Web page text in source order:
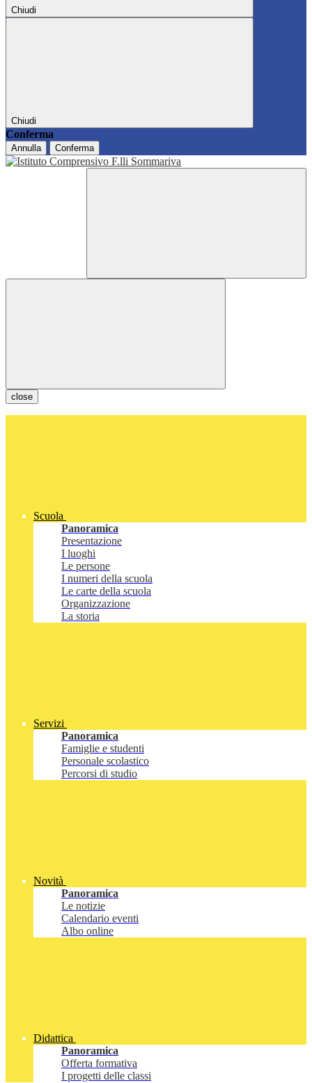
Chiudi
Chiudi
Conferma
Annulla Conferma
close
Scuola
Panoramica
Presentazione
I luoghi
Le persone
I numeri della scuola
Le carte della scuola
Organizzazione
La storia
Servizi
Panoramica
Famiglie e studenti
Personale scolastico
Percorsi di studio
Novità
Panoramica
Le notizie
Calendario eventi
Albo online
Didattica
Panoramica
Offerta formativa
I progetti delle classi